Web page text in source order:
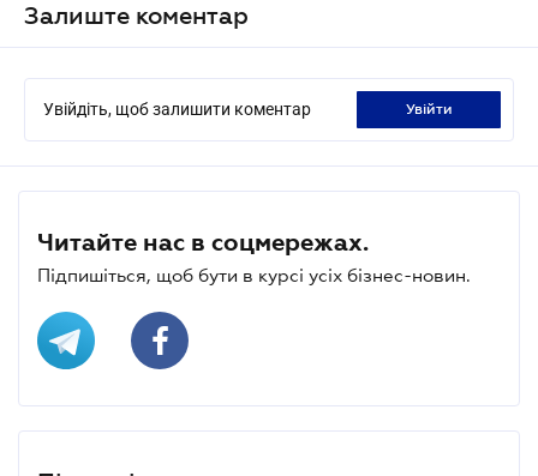
Залиште коментар
Увійдіть, щоб залишити коментар увійти
Читайте нас в соцмережах.
Підпишіться, щоб бути в курсі усіх бізнес-новин.